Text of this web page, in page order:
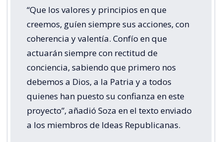
“Que los valores y principios en que
creemos, guíen siempre sus acciones, con
coherencia y valentía. Confío en que
actuarán siempre con rectitud de
conciencia, sabiendo que primero nos
debemos a Dios, a la Patria y a todos
quienes han puesto su confianza en este
proyecto”, añadió Soza en el texto enviado
a los miembros de Ideas Republicanas.